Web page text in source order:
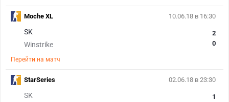
10.06.18 в 16:30
SK
Winstrike
2
0
Перейти на матч
Moche XL
02.06.18 в 23:30
SK
1
StarSeries